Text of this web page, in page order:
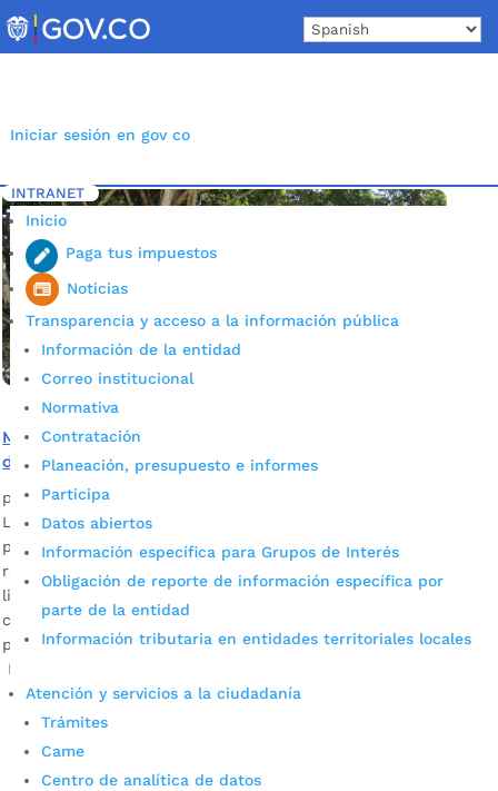
to
content
Iniciar sesión en gov co
INTRANET
Inicio
Paga tus impuestos
Noticias
Transparencia y acceso a la información pública
Información de la entidad
Correo institucional
Normativa
Contratación
Planeación, presupuesto e informes
Participa
Datos abiertos
Información específica para Grupos de Interés
Obligación de reporte de información específica por
parte de la entidad
Información tributaria en entidades territoriales locales
Atención y servicios a la ciudadanía
Trámites
Came
Centro de analítica de datos
Inicio 5 Etiqueta: Actividades de poda
Más de 3.200 árboles serán intervenidos con actividades
de poda y manejo integral
por Alcaldía de Bucaramanga
La Alcaldía de Bucaramanga ya tiene en marcha el contrato,
por un valor de $797 millones, para efectuar durante lo que
resta del año labores forestales que permitan además la
liberación del sistema eléctrico. Leonardo Palencia,
coordinador del Programa de Parques y Zonas Verdes por
parte de la Secretaría de Infraestructura Descargar audio
La empresa José […]